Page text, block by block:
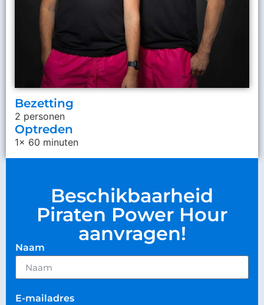
Bezetting
2 personen
Optreden
1x 60 minuten
Beschikbaarheid
Piraten Power Hour
aanvragen!
Naam
E-mailadres